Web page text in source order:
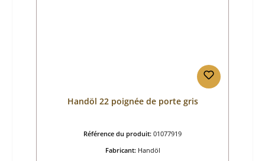
Handöl 22 poignée de porte gris
Référence du produit: 01077919
Fabricant: Handöl